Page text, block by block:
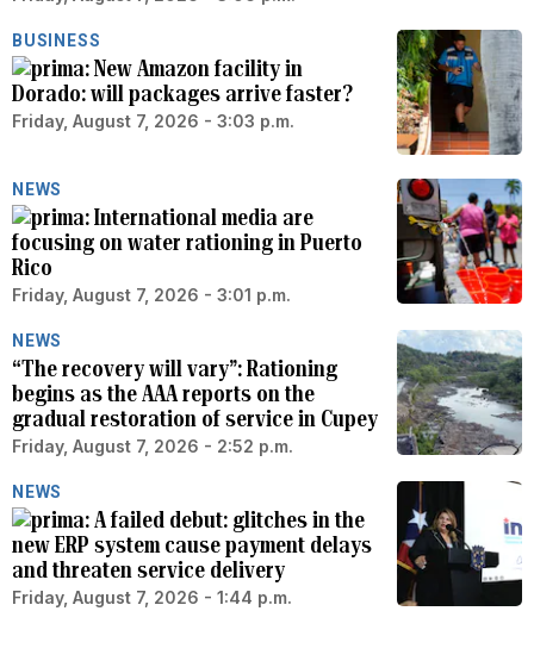
BUSINESS
New Amazon facility in
Dorado: will packages arrive faster?
Friday, August 7, 2026 - 3:03 p.m.
NEWS
International media are
focusing on water rationing in Puerto
Rico
Friday, August 7, 2026 - 3:01 p.m.
NEWS
“The recovery will vary”: Rationing
begins as the AAA reports on the
gradual restoration of service in Cupey
Friday, August 7, 2026 - 2:52 p.m.
NEWS
A failed debut: glitches in the
new ERP system cause payment delays
and threaten service delivery
Friday, August 7, 2026 - 1:44 p.m.